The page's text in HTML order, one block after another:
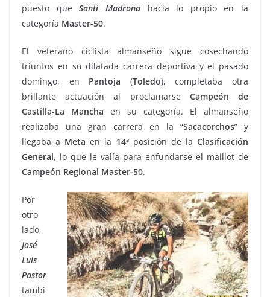
puesto queSanti Madronahacía lo propio en la
categoría Master-50.
El veterano ciclista almanseño sigue cosechando
triunfos en su dilatada carrera deportiva y el pasado
domingo, en Pantoja (Toledo), completaba otra
brillante actuación al proclamarse Campeón de
Castilla-La Mancha en su categoría. El almanseño
realizaba una gran carrera en la “Sacacorchos” y
llegaba a Meta en la 14ªposición de laClasificación
General, lo que le valía para enfundarse el maillot de
Campeón Regional Master-50.
Por
otro
lado,
José
Luis
Pastor
tambi